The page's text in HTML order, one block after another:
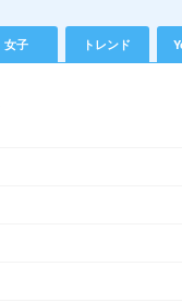
女子 トレンド